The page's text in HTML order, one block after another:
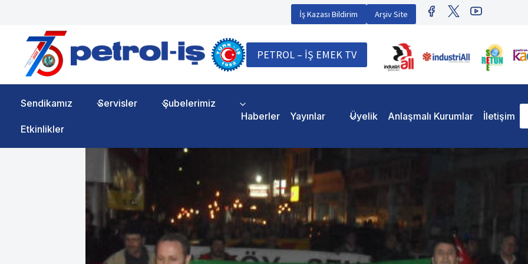
content
İş Kazası Bildirim Arşiv Site
PETROL – İŞ EMEK TV
Sendikamız Servisler Şubelerimiz
Etkinlikler
Haberler Yayınlar Üyelik Anlaşmalı Kurumlar İletişim